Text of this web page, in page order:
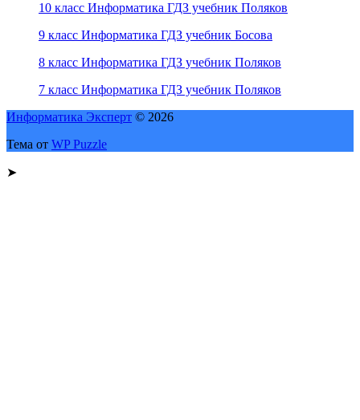
10 класс Информатика ГДЗ учебник Поляков
9 класс Информатика ГДЗ учебник Босова
8 класс Информатика ГДЗ учебник Поляков
7 класс Информатика ГДЗ учебник Поляков
Информатика Эксперт © 2026
Тема от WP Puzzle
➤